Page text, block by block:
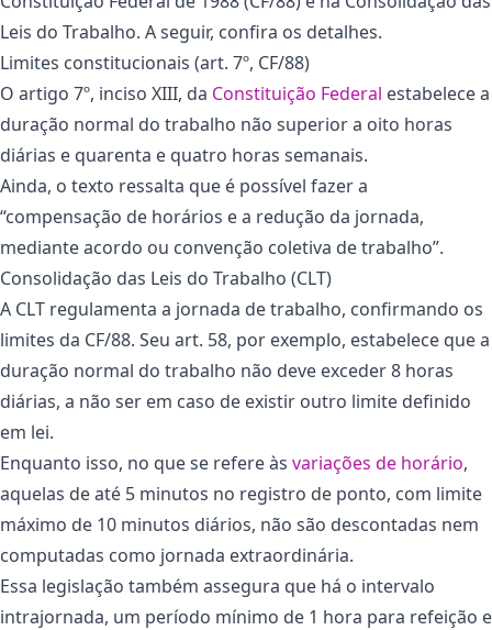
Leis do Trabalho. A seguir, confira os detalhes.
Limites constitucionais (art. 7º, CF/88)
O artigo 7º, inciso XIII, da Constituição Federal estabelece a
duração normal do trabalho não superior a oito horas
diárias e quarenta e quatro horas semanais.
Ainda, o texto ressalta que é possível fazer a
“compensação de horários e a redução da jornada,
mediante acordo ou convenção coletiva de trabalho”.
Consolidação das Leis do Trabalho (CLT)
A CLT regulamenta a jornada de trabalho, confirmando os
limites da CF/88. Seu art. 58, por exemplo, estabelece que a
duração normal do trabalho não deve exceder 8 horas
diárias, a não ser em caso de existir outro limite definido
em lei.
Enquanto isso, no que se refere às variações de horário,
aquelas de até 5 minutos no registro de ponto, com limite
máximo de 10 minutos diários, não são descontadas nem
computadas como jornada extraordinária.
Essa legislação também assegura que há o intervalo
intrajornada, um período mínimo de 1 hora para refeição e